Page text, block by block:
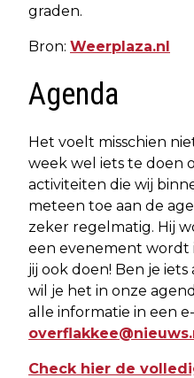
graden.
Bron: Weerplaza.nl
Agenda
Het voelt misschien
week wel iets te doen
activiteiten die wij
meteen toe aan de
zeker regelmatig. Hij
een evenement
jij ook doen! Ben je
wil je het in onze
alle informatie in een
Check hier de